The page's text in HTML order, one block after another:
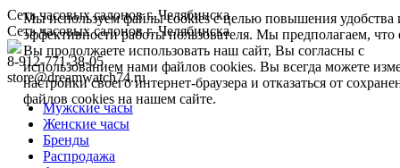
Сеть часовых салонов г. Челябинска
Сеть часовых салонов г. Челябинска
8-912-771-38-05
store@dreamwatch74.ru
Мужские часы
Женские часы
Бренды
Распродажа
Мы используем файлы cookies с целью повышения удобства
эффективности работы пользователя. Мы предполагаем, что
Вы продолжаете использовать наш сайт, Вы согласны с
использованием нами файлов cookies. Вы всегда можете
настройки своего интернет-браузера и отказаться от
файлов cookies на нашем сайте.